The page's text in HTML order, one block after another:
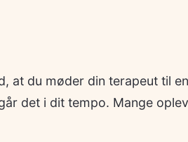
at du møder din terapeut til
det i dit tempo. Mange